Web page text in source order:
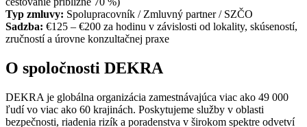
Typ zmluvy: Spolupracovník / Zmluvný partner / SZČO
Sadzba: €125 – €200 za hodinu v závislosti od lokality, skúseností,
zručností a úrovne konzultačnej praxe
O spoločnosti DEKRA
DEKRA je globálna organizácia zamestnávajúca viac ako 49 000
ľudí vo viac ako 60 krajinách. Poskytujeme služby v oblasti
bezpečnosti, riadenia rizík a poradenstva v širokom spektre odvetví